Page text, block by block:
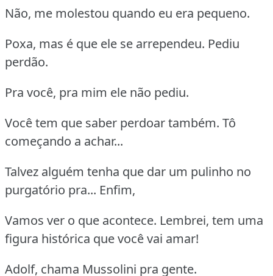
Não, me molestou quando eu era pequeno.
Poxa, mas é que ele se arrependeu. Pediu
perdão.
Pra você, pra mim ele não pediu.
Você tem que saber perdoar também. Tô
começando a achar...
Talvez alguém tenha que dar um pulinho no
purgatório pra... Enfim,
Vamos ver o que acontece. Lembrei, tem uma
figura histórica que você vai amar!
Adolf, chama Mussolini pra gente.